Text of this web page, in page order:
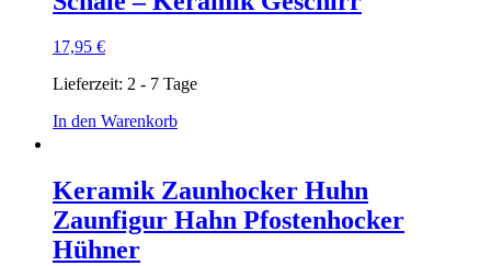
17,95 €
Lieferzeit: 2 - 7 Tage
In den Warenkorb
Keramik Zaunhocker Huhn
Zaunfigur Hahn Pfostenhocker
Hühner